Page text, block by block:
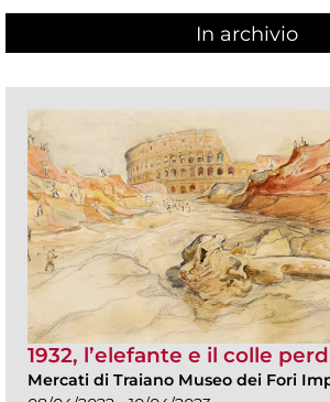
In archivio
1932, l’elefante e il colle
Mercati di Traiano Museo dei Fori